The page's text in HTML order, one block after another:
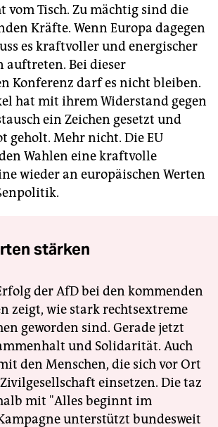
vom Tisch. Zu mächtig sind die
Kräfte. Wenn Europa dagegen
es kraftvoller und energischer
auftreten. Bei dieser
Konferenz darf es nicht bleiben.
hat mit ihrem Widerstand gegen
ein Zeichen gesetzt und
geholt. Mehr nicht. Die EU
Wahlen eine kraftvolle
wieder an europäischen Werten
stärken
der AfD bei den kommenden
zeigt, wie stark rechtsextreme
geworden sind. Gerade jetzt
und Solidarität. Auch
den Menschen, die sich vor Ort
einsetzen. Die taz
mit "Alles beginnt im
unterstützt bundesweit